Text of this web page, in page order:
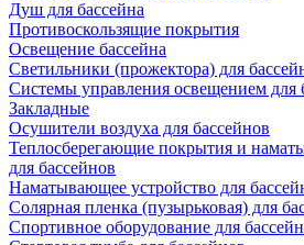
Душ для бассейна
Противоскользящие покрытия
Освещение бассейна
Светильники (прожектора) для
Системы управления освещением для
Закладные
Осушители воздуха для бассейнов
Теплосберегающие покрытия и
для бассейнов
Наматывающее устройство для
Солярная пленка (пузырьковая) для
Спортивное оборудование для